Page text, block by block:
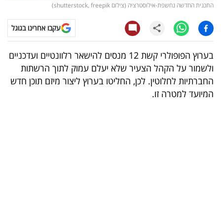
עסקי
ספורט
קריירה
ולימודים
התכנית החדשה נחשפת-אילוסטרציה (צילום shutterstock, freepik)
עקבו אחרינו בגוגל
בערוץ הפופולרי קשת 12 מנסים להישאר רלוונטיים ועדכניים
ולשמור על הקהל הצעיר שלא יעלם עמוק לתוך הרשתות
החברתיות לחלוטין. לכן, החליטו בערוץ ליצור מיזם תוכן חדש
המיועד למטרה זו.